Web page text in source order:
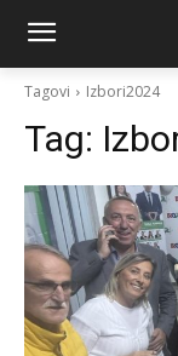
Tagovi Izbori2024
Tag: